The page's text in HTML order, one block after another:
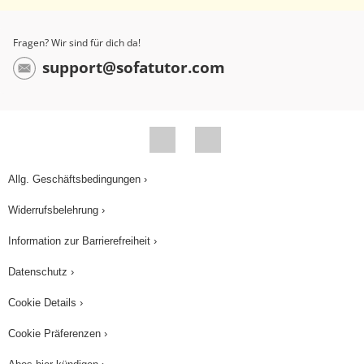
Fragen? Wir sind für dich da!
support@sofatutor.com
Allg. Geschäftsbedingungen ›
Widerrufsbelehrung ›
Information zur Barrierefreiheit ›
Datenschutz ›
Cookie Details ›
Cookie Präferenzen ›